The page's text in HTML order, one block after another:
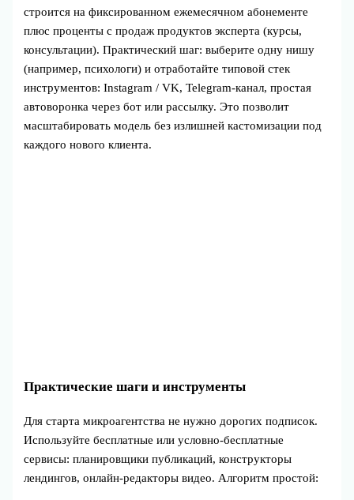
строится на фиксированном ежемесячном абонементе
плюс проценты с продаж продуктов эксперта (курсы,
консультации). Практический шаг: выберите одну нишу
(например, психологи) и отработайте типовой стек
инструментов: Instagram / VK, Telegram‑канал, простая
автоворонка через бот или рассылку. Это позволит
масштабировать модель без излишней кастомизации под
каждого нового клиента.
Практические шаги и инструменты
Для старта микроагентства не нужно дорогих подписок.
Используйте бесплатные или условно‑бесплатные
сервисы: планировщики публикаций, конструкторы
лендингов, онлайн‑редакторы видео. Алгоритм простой: